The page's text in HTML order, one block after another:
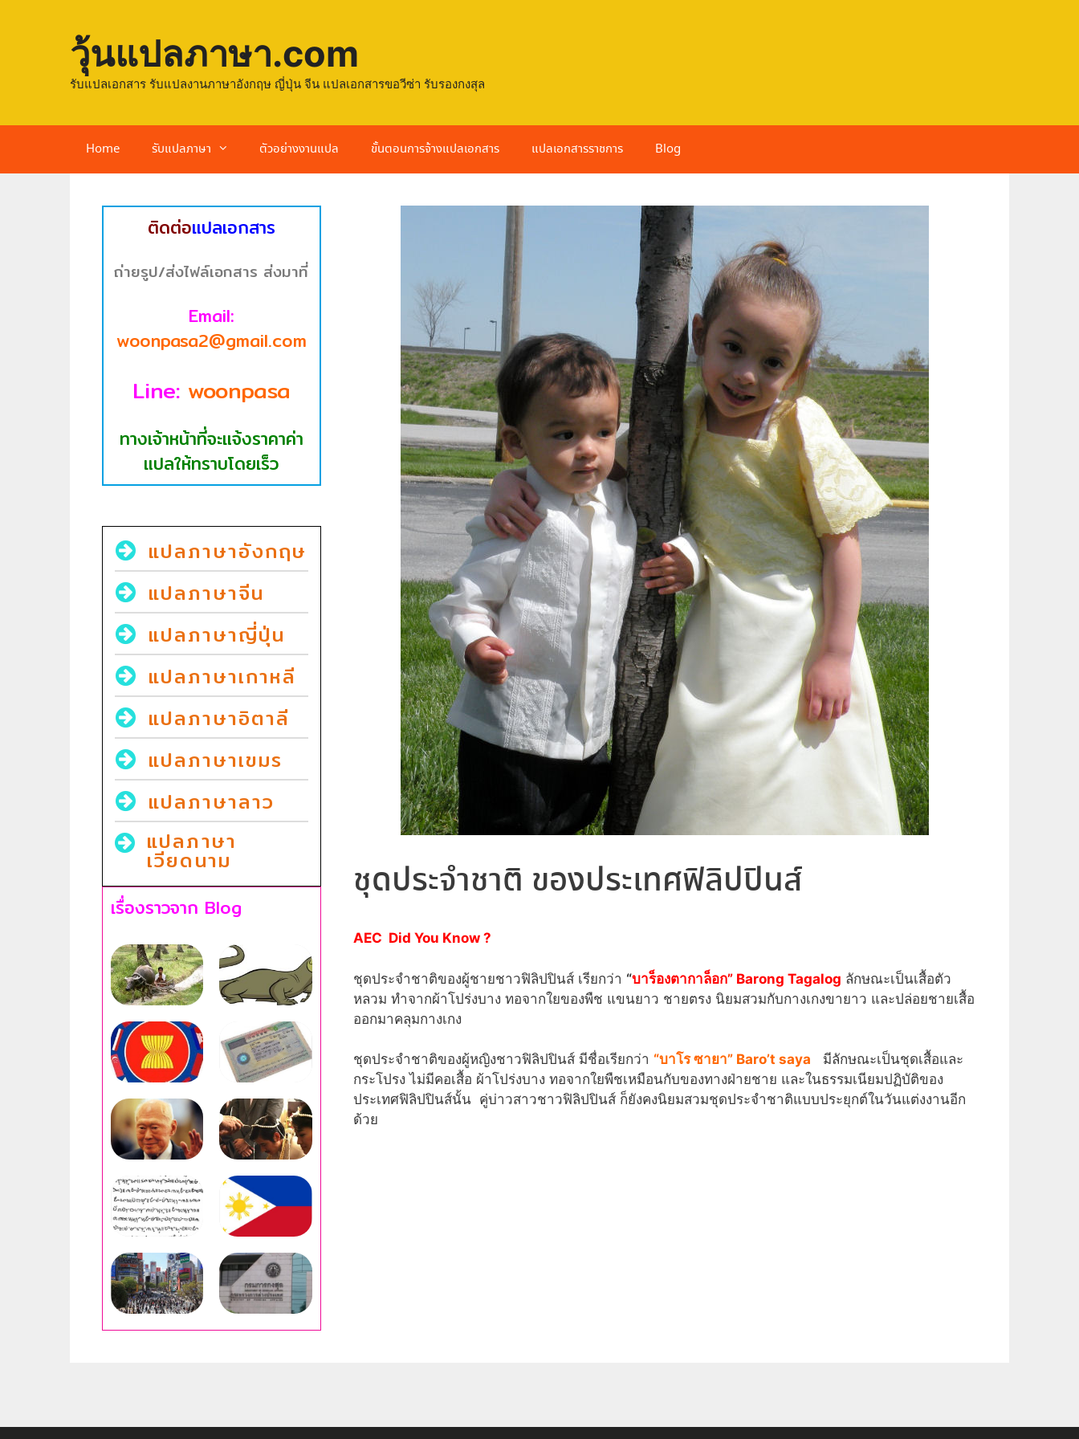
วุ้นแปลภาษา.com
รับแปลเอกสาร รับแปลงานภาษาอังกฤษ ญี่ปุ่น จีน แปลเอกสารขอวีซ่า รับรองกงสุล
Home รับแปลภาษา ตัวอย่างงานแปล ขั้นตอนการจ้างแปลเอกสาร แปลเอกสารราชการ Blog
ชุดประจำชาติ ของประเทศฟิลิปปินส์
AEC Did You Know ?
ชุดประจำชาติของผู้ชายชาวฟิลิปปินส์ เรียกว่า “บาร็องตากาล็อก” Barong Tagalog ลักษณะเป็นเสื้อตัว
หลวม ทำจากผ้าโปร่งบาง ทอจากใยของพืช แขนยาว ชายตรง นิยมสวมกับกางเกงขายาว และปล่อยชายเสื้อ
ออกมาคลุมกางเกง
ชุดประจำชาติของผู้หญิงชาวฟิลิปปินส์ มีชื่อเรียกว่า “บาโร ซายา” Baro’t saya มีลักษณะเป็นชุดเสื้อและ
กระโปรง ไม่มีคอเสื้อ ผ้าโปร่งบาง ทอจากใยพืชเหมือนกับของทางฝ่ายชาย และในธรรมเนียมปฏิบัติของ
ประเทศฟิลิปปินส์นั้น คู่บ่าวสาวชาวฟิลิปปินส์ ก็ยังคงนิยมสวมชุดประจำชาติแบบประยุกต์ในวันแต่งงานอีก
ด้วย
ติดต่อแปลเอกสาร
ถ่ายรูป/ส่งไฟล์เอกสาร ส่งมาที่
Email:
woonpasa2@gmail.com
Line: woonpasa
ทางเจ้าหน้าที่จะแจ้งราคาค่า
แปลให้ทราบโดยเร็ว
แปลภาษาอังกฤษ
แปลภาษาจีน
แปลภาษาญี่ปุ่น
แปลภาษาเกาหลี
แปลภาษาอิตาลี
แปลภาษาเขมร
แปลภาษาลาว
แปลภาษา
เวียดนาม
เรื่องราวจาก Blog